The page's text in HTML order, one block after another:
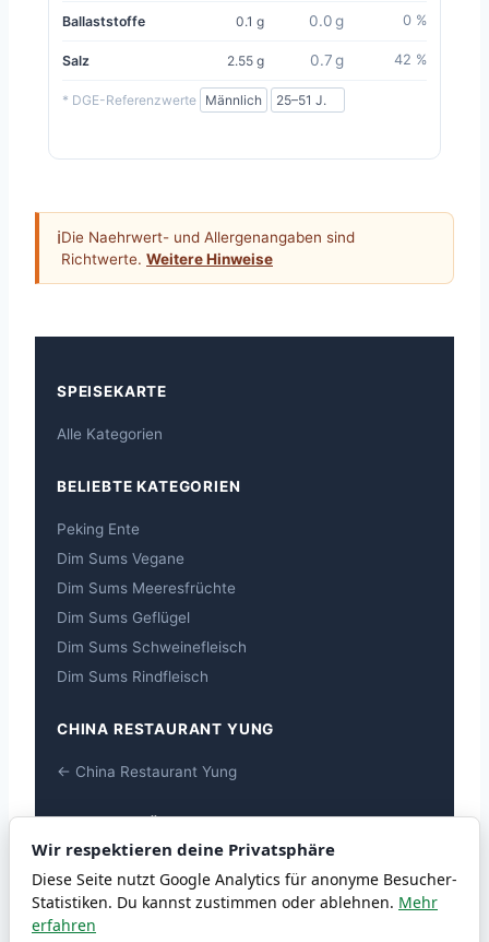
Ballaststoffe 0.1 g 0.0 g 0 %
Salz 2.55 g 0.7 g 42 %
* DGE-Referenzwerte
ℹDie Naehrwert- und Allergenangaben sind
Richtwerte. Weitere Hinweise
SPEISEKARTE
Alle Kategorien
BELIEBTE KATEGORIEN
Peking Ente
Dim Sums Vegane
Dim Sums Meeresfrüchte
Dim Sums Geflügel
Dim Sums Schweinefleisch
Dim Sums Rindfleisch
CHINA RESTAURANT YUNG
← China Restaurant Yung
Wir respektieren deine Privatsphäre
Diese Seite nutzt Google Analytics für anonyme Besucher-
Statistiken. Du kannst zustimmen oder ablehnen. Mehr
erfahren